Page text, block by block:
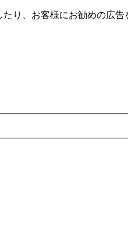
り、お客様にお勧めの広